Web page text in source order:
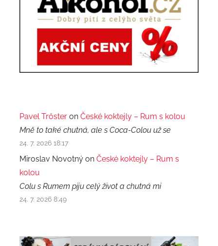
Pavel Trőster on České koktejly – Rum s kolou
Mně to také chutná, ale s Coca-Colou už se
24. 7. 2026 18:17
Miroslav Novotný on České koktejly – Rum s
kolou
Colu s Rumem piju celý život a chutná mi
24. 7. 2026 8:49